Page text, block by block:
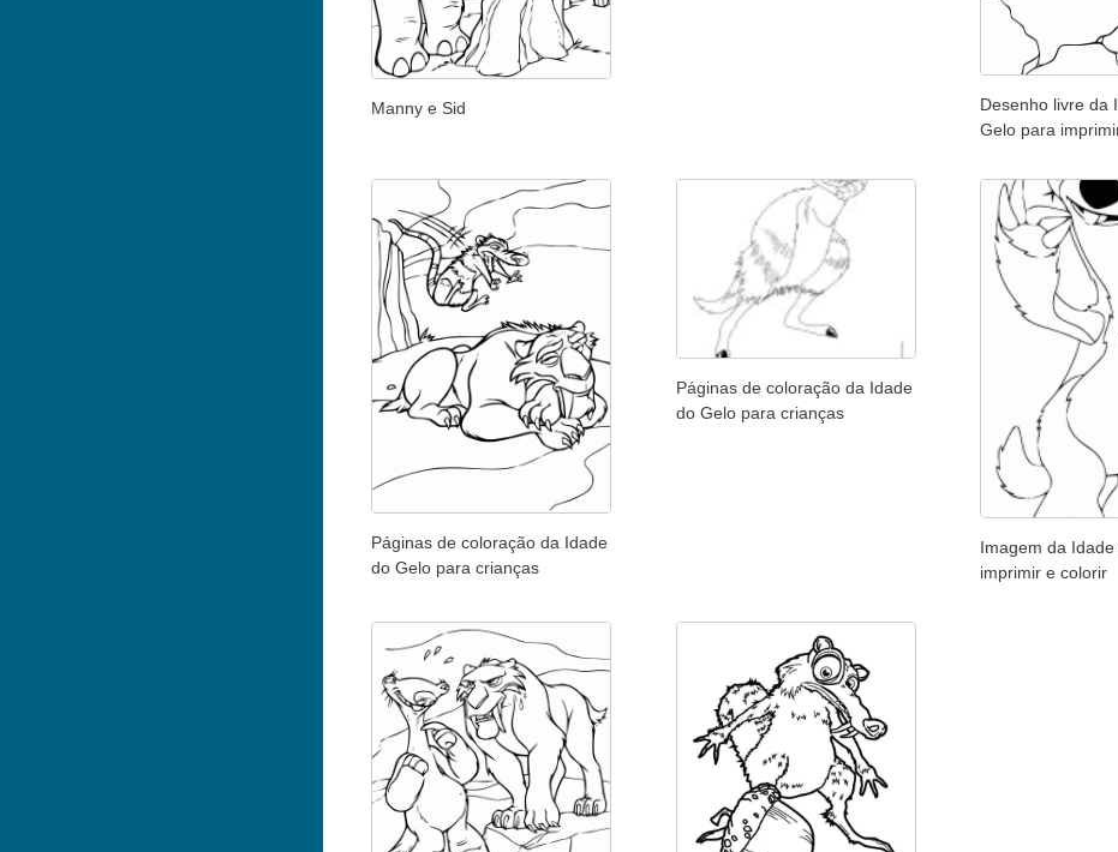
Manny e Sid
Desenho livre da
Gelo para
Páginas de coloração da Idade
do Gelo para crianças
Páginas de coloração da Idade
do Gelo para crianças
Imagem da
imprimir e colorir